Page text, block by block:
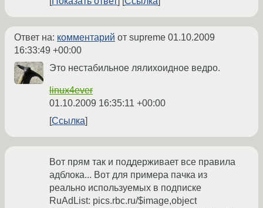
Ответ на: комментарий от supreme 01.10.2009
16:33:49 +00:00
Это нестабильное лялихоидное ведро.
linux4ever
01.10.2009 16:35:11 +00:00
Ссылка
Вот прям так и поддерживает все правила
адблока... Вот для примера пачка из
реально используемых в подписке
RuAdList: pics.rbc.ru/$image,object